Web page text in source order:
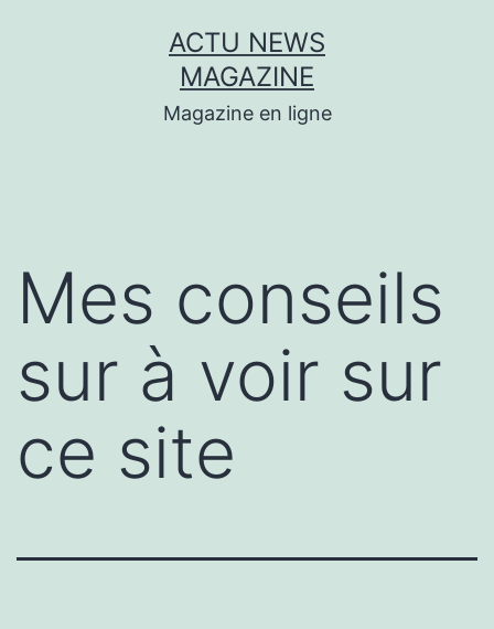
ACTU NEWS
MAGAZINE
Magazine en ligne
Mes conseils
sur à voir sur
ce site